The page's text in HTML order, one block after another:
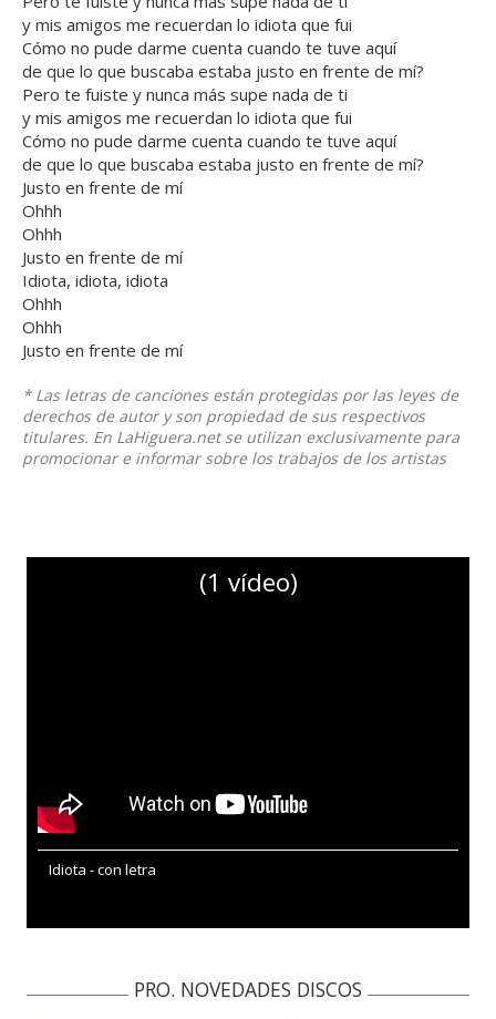
y mis amigos me recuerdan lo idiota que fui
Cómo no pude darme cuenta cuando te tuve aquí
de que lo que buscaba estaba justo en frente de mí?
Pero te fuiste y nunca más supe nada de ti
y mis amigos me recuerdan lo idiota que fui
Cómo no pude darme cuenta cuando te tuve aquí
de que lo que buscaba estaba justo en frente de mí?
Justo en frente de mí
Ohhh
Ohhh
Justo en frente de mí
Idiota, idiota, idiota
Ohhh
Ohhh
Justo en frente de mí
* Las letras de canciones están protegidas por las leyes de
derechos de autor y son propiedad de sus respectivos
titulares. En LaHiguera.net se utilizan exclusivamente para
promocionar e informar sobre los trabajos de los artistas
(1 vídeo)
Idiota - con letra
PRO. NOVEDADES DISCOS